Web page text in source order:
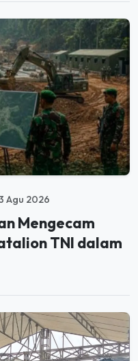
Agu 2026
Mengecam
TNI dalam